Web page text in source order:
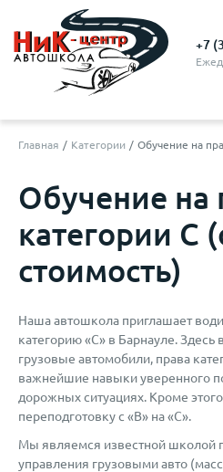
+7
Главная Категории Обучение на
Обучение на
категории С
стоимость)
Наша автошкола приглашает
категорию «C» в Барнауле. Здесь
грузовые автомобили, права
важнейшие навыки уверенного
дорожных ситуациях. Кроме
переподготовку с «B» на «C».
Мы являемся известной школой
управления грузовыми авто